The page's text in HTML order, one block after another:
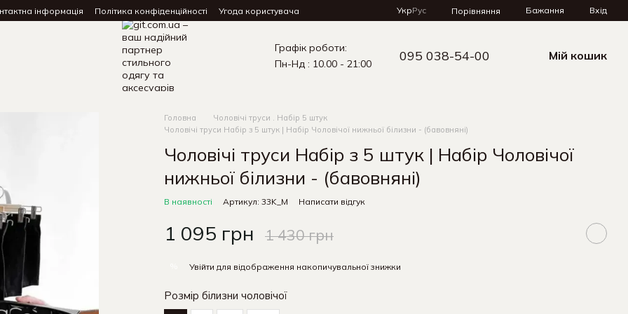
інформація Політика конфіденційності Угода користувача УкрРус Порівняння Бажання Вхід
Графік роботи:
Пн-Нд : 10.00 - 21:00
095 038-54-00 Мій кошик
Головна
Чоловічі труси . Набір 5 штук
Чоловічі труси Набір з 5 штук | Набір Чоловічої нижньої білизни - (бавовняні)
Чоловічі труси Набір з 5 штук | Набір Чоловічої
нижньої білизни - (бавовняні)
В наявності Артикул: 33K_M Написати відгук
1 095 грн 1 430 грн
Увійти для відображення накопичувальної знижки
Розмір білизни чоловічої